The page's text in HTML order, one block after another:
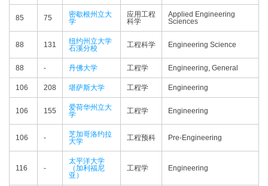
85 75
密歇根州立大
学
应用工程
科学
Applied Engineering
Sciences
88 131
纽约州立大学
石溪分校
工程科学 Engineering Science
88 - 丹佛大学 工程学 Engineering, General
106 208 堪萨斯大学 工程学 Engineering
106 155
爱荷华州立大
学
工程学 Engineering
106 -
芝加哥洛约拉
大学
工程预科 Pre-Engineering
116 -
太平洋大学
（加利福尼
亚）
工程学 Engineering